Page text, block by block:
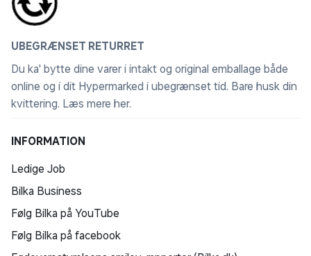
UBEGRÆNSET RETURRET
Du ka' bytte dine varer i intakt og original emballage både
online og i dit Hypermarked i ubegrænset tid. Bare husk din
kvittering. Læs mere her.
INFORMATION
Ledige Job
Bilka Business
Følg Bilka på YouTube
Følg Bilka på facebook